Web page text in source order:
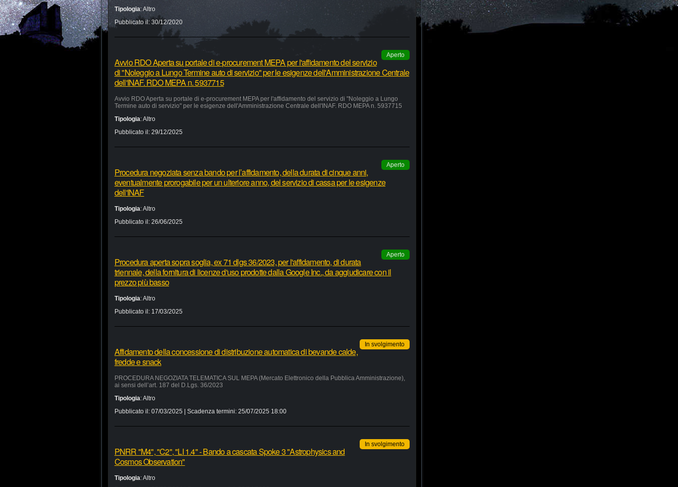
Tipologia:Altro
Pubblicato il: 30/12/2020
Aperto
Avvio RDO Aperta su portale di e-procurement MEPA per l'affidamento del servizio
di "Noleggio a Lungo Termine auto di servizio" per le esigenze dell'Amministrazione Centrale
dell'INAF. RDO MEPA n. 5937715
Avvio RDO Aperta su portale di e-procurement MEPA per l'affidamento del servizio di "Noleggio a Lungo
Termine auto di servizio" per le esigenze dell'Amministrazione Centrale dell'INAF. RDO MEPA n. 5937715
Tipologia:Altro
Pubblicato il: 29/12/2025
Aperto
Procedura negoziata senza bando per l’affidamento, della durata di cinque anni,
eventualmente prorogabile per un ulteriore anno, del servizio di cassa per le esigenze
dell'INAF
Tipologia:Altro
Pubblicato il: 26/06/2025
Aperto
Procedura aperta sopra soglia, ex 71 dlgs 36/2023, per l'affidamento, di durata
triennale, della fornitura di licenze d'uso prodotte dalla Google Inc., da aggiudicare con il
prezzo più basso
Tipologia:Altro
Pubblicato il: 17/03/2025
In svolgimento
Affidamento della concessione di distribuzione automatica di bevande calde,
fredde e snack
PROCEDURA NEGOZIATA TELEMATICA SUL MEPA (Mercato Elettronico della Pubblica Amministrazione),
ai sensi dell’art. 187 del D.Lgs. 36/2023
Tipologia:Altro
Pubblicato il: 07/03/2025 | Scadenza termini: 25/07/2025 18:00
In svolgimento
PNRR "M4", "C2", "LI 1.4" - Bando a cascata Spoke 3 "Astrophysics and
Cosmos Observation"
Tipologia:Altro